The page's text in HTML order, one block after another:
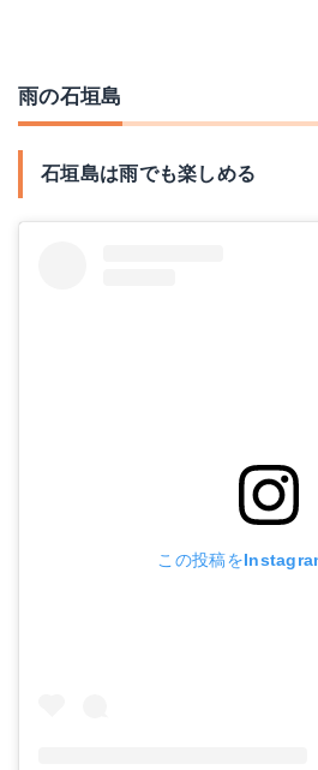
雨の石垣島
石垣島は雨でも楽しめる
この投稿を